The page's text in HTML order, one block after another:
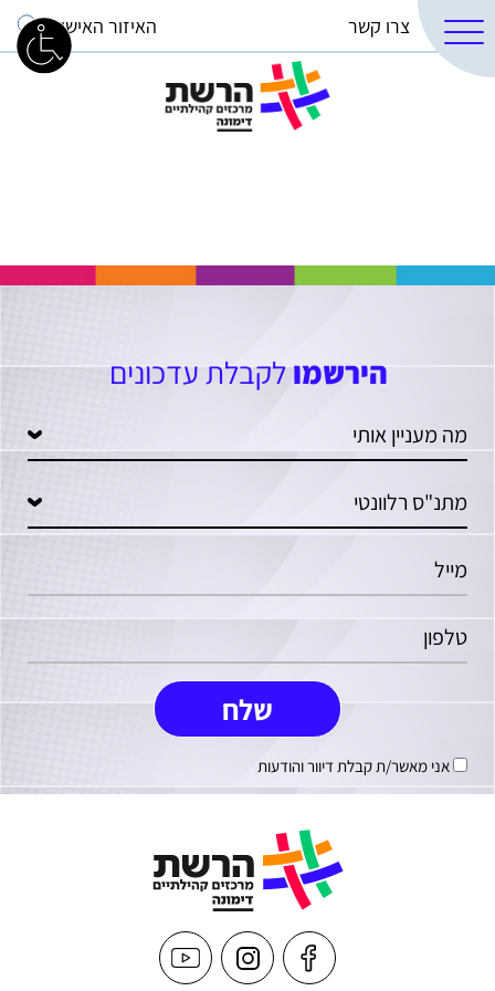
צרו קשר האיזור האישי
הירשמולקבלת עדכונים
אני מאשר/ת קבלת דיוור והודעות